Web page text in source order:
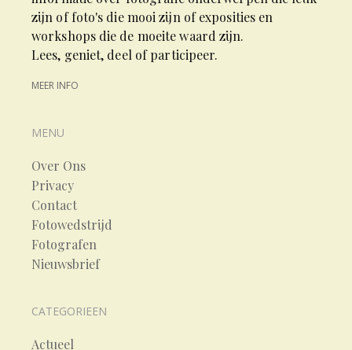
zijn of foto's die mooi zijn of exposities en
workshops die de moeite waard zijn.
Lees, geniet, deel of participeer.
MEER INFO
MENU
Over Ons
Privacy
Contact
Fotowedstrijd
Fotografen
Nieuwsbrief
CATEGORIEEN
Actueel